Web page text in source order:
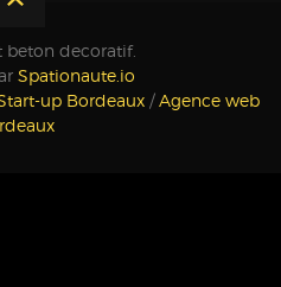
beton decoratif.
Spationaute.io
up Bordeaux /Agence web